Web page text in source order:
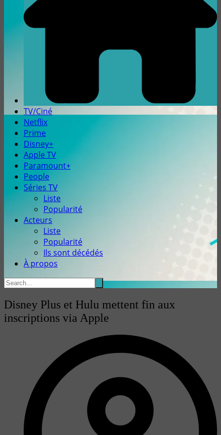
TV/Ciné
Netflix
Prime
Disney+
Apple TV
Paramount+
People
Séries TV
Liste
Popularité
Acteurs
Liste
Popularité
Ils sont décédés
À propos
Disney Plus et Hulu mettent fin aux
inscriptions via Apple